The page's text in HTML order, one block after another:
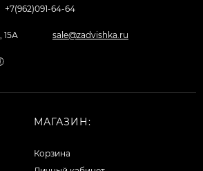
+7(962)091-64-64
15А sale@zadvishka.ru
МАГАЗИН:
Корзина